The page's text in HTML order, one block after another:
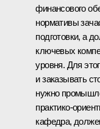
финансового
нормативы
подготовки, а
ключевых
уровня. Для
и заказывать
нужно
практико-
кафедра,